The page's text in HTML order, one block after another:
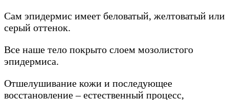
Сам эпидермис имеет беловатый, желтоватый или
серый оттенок.
Все наше тело покрыто слоем мозолистого
эпидермиса.
Отшелушивание кожи и последующее
восстановление – естественный процесс,